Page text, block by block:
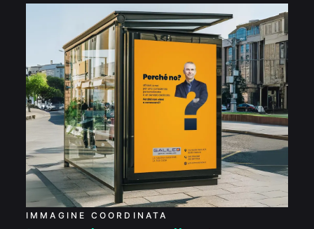
Immagine coordinata
per Galileo Servizi
Immobiliari
IMMAGINE COORDINATA